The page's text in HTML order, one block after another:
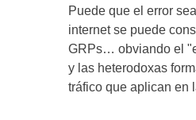
Puede que el error
internet se puede
GRPs… obviando el
y las heterodoxas
tráfico que aplican en